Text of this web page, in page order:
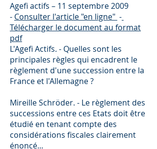
Agefi actifs – 11 septembre 2009
- Consulter l'article "en ligne" -
Télécharger le document au format
pdf
L'Agefi Actifs. - Quelles sont les
principales règles qui encadrent le
règlement d'une succession entre la
France et l'Allemagne ?
Mireille Schröder. - Le règlement des
successions entre ces Etats doit être
étudié en tenant compte des
considérations fiscales clairement
énoncé...